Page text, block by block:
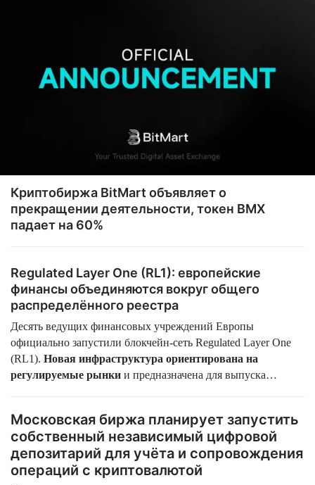
Криптобиржа BitMart объявляет о
прекращении деятельности, токен BMX
падает на 60%
Regulated Layer One (RL1): европейские
финансы объединяются вокруг общего
распределённого реестра
Десять ведущих финансовых учреждений Европы
официально запустили блокчейн-сеть Regulated Layer One
(RL1). Новая инфраструктура ориентирована на
регулируемые рынки и предназначена для выпуска
Московская биржа планирует запустить
собственный независимый цифровой
депозитарий для учёта и сопровождения
операций с криптовалютой